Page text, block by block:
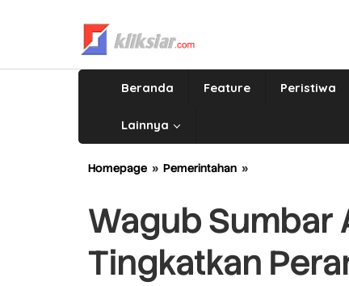
Beranda Feature Peristiwa
Lainnya
Homepage » Pemerintahan »
Niniak
Mamak
Tingkatkan
Peran
Wagub Sumbar
Tingkatkan